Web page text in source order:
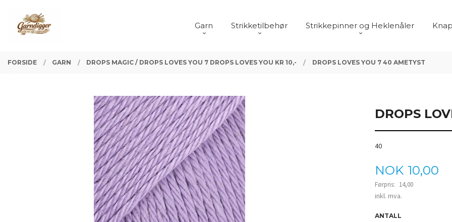
innholdet
PRODUKTER
Garn Strikketilbehør Strikkepinner og Heklenåler
FORSIDE GARN DROPS MAGIC / DROPS LOVES YOU 7 DROPS LOVES YOU KR 10,- DROPS LOVES YOU 7 40 AMETYST
DROPS
40
Tilbud
NOK 10,00
Førpris: 14,00
Rabatt
inkl. mva.
ANTALL